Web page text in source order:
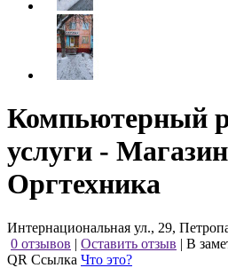
Компьютерный
услуги -
Оргтехника
Интернациональная ул., 29,
0 отзывов | Оставить отзыв | В
QR Ссылка Что это?